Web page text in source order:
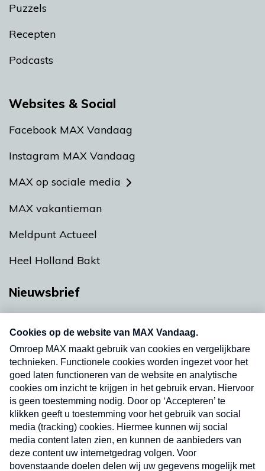
Puzzels
Recepten
Podcasts
Websites & Social
Facebook MAX Vandaag
Instagram MAX Vandaag
MAX op sociale media
MAX vakantieman
Meldpunt Actueel
Heel Holland Bakt
Nieuwsbrief
nieuwsbrief. Elke vrijdag- en dinsdagochtend in
uw mailbox.
Verzend